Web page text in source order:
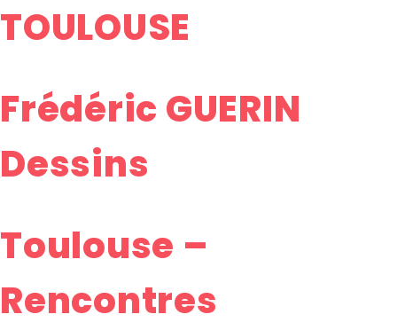
TOULOUSE
Frédéric GUERIN
Dessins
Toulouse –
Rencontres